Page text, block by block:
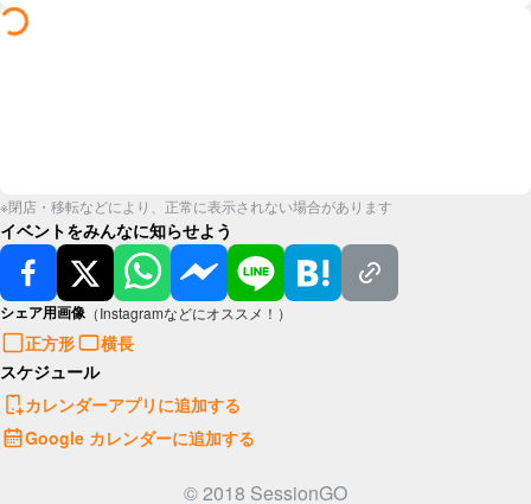
※閉店・移転などにより、正常に表示されない場合があります
イベントをみんなに知らせよう
シェア用画像 （Instagramなどにオススメ！）
正方形
横長
スケジュール
カレンダーアプリに追加する
Google カレンダーに追加する
© 2018 SessionGO